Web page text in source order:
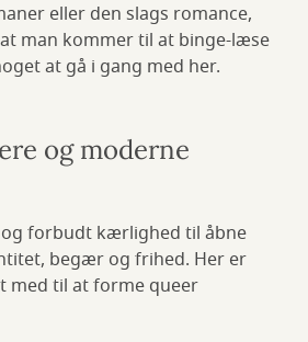
eller den slags romance,
man kommer til at binge-læse
at gå i gang med her.
og moderne
forbudt kærlighed til åbne
begær og frihed. Her er
med til at forme queer